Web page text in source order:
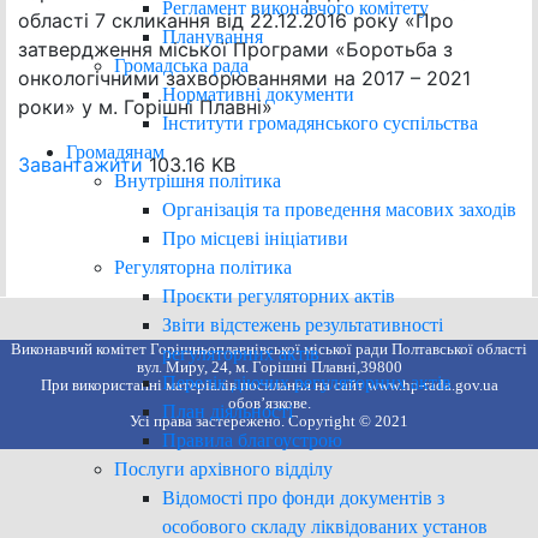
Регламент виконавчого комітету
Планування
Громадська рада
Нормативні документи
Інститути громадянського суспільства
Громадянам
Внутрішня політика
Організація та проведення масових заходів
Про місцеві ініціативи
Регуляторна політика
Проєкти регуляторних актів
Звіти відстежень результативності
регуляторних актів
Перелік діючих регуляторних актів
План діяльності
Правила благоустрою
Послуги архівного відділу
Відомості про фонди документів з
особового складу ліквідованих установ
області 7 скликання від 22.12.2016 року «Про
затвердження міської Програми «Боротьба з
онкологічними захворюваннями на 2017 – 2021
роки» у м. Горішні Плавні»
Завантажити103.16 KB
Виконавчий комітет Горішньоплавнівської міської ради Полтавської області
вул. Миру, 24, м. Горішні Плавні,39800
При використанні матеріалів посилання на сайт www.hp-rada.gov.ua
обов’язкове.
Усі права застережено. Copyright © 2021